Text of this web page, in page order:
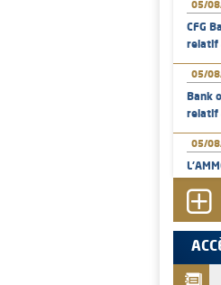
05/
CFG
relatif
05/
Bank
relatif
05/
04/
par
03/